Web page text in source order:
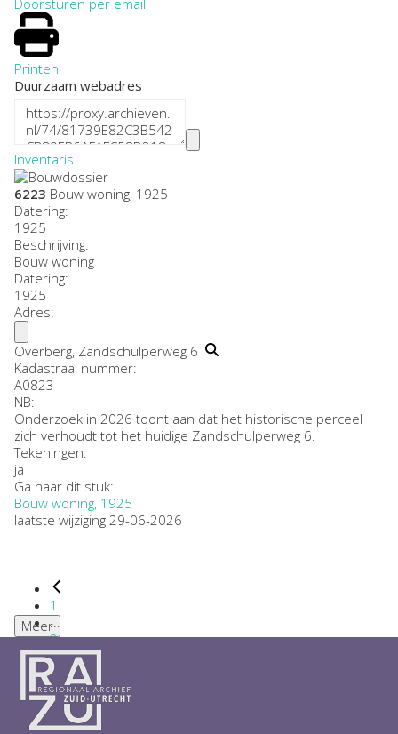
Printen
Duurzaam webadres
Inventaris
6223 Bouw woning, 1925
Datering:
1925
Beschrijving:
Bouw woning
Datering:
1925
Adres:
Overberg, Zandschulperweg 6
Kadastraal nummer:
A0823
NB:
Onderzoek in 2026 toont aan dat het historische perceel
zich verhoudt tot het huidige Zandschulperweg 6.
Tekeningen:
ja
Ga naar dit stuk:
Bouw woning, 1925
laatste wijziging 29-06-2026
1
...
2
3
4
5
6
...
Meer